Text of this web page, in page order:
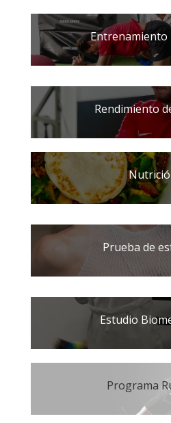
Entrenamiento
Rendimiento
Prueba de
Estudio
Programa